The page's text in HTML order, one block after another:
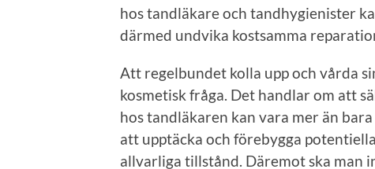
hos tandläkare och tandhygienister
därmed undvika kostsamma
Att regelbundet kolla upp och vårda
kosmetisk fråga. Det handlar om att
hos tandläkaren kan vara mer än
att upptäcka och förebygga
allvarliga tillstånd. Däremot ska man